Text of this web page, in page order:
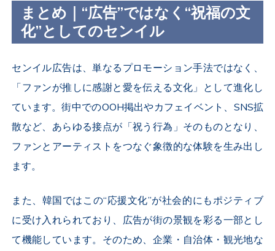
まとめ｜“広告”ではなく“祝福の文
化”としてのセンイル
センイル広告は、単なるプロモーション手法ではなく、
「ファンが推しに感謝と愛を伝える文化」として進化し
ています。街中でのOOH掲出やカフェイベント、 SNS拡
散など、あらゆる接点が「祝う行為」そのものとなり、
ファンとアーティストをつなぐ象徴的な体験を生み出し
ます。
また、韓国ではこの“応援文化”が社会的にもポジティブ
に受け入れられており、広告が街の景観を彩る一部とし
て機能しています。そのため、企業・自治体・観光地な